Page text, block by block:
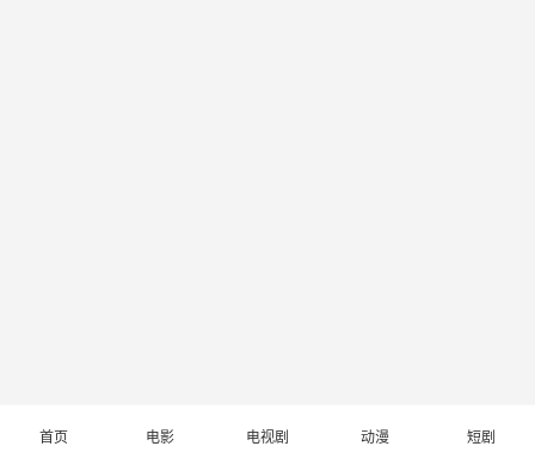
首页 电影 电视剧 动漫 短剧